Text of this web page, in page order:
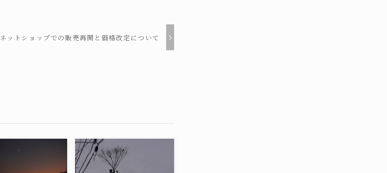
ネットショップでの販売再開と価格改定について